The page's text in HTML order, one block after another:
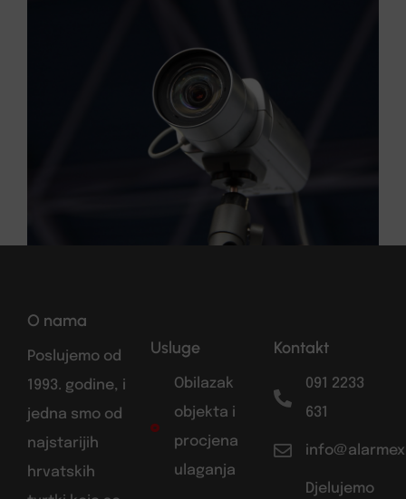
O nama
Poslujemo od
1993. godine, i
jedna smo od
najstarijih
hrvatskih
Usluge
Obilazak
objekta i
procjena
ulaganja
Kontakt
091 2233
631
Djelujemo